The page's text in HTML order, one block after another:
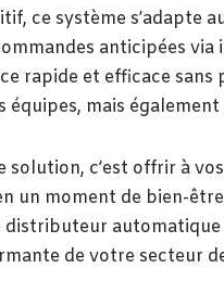
ce système s’adapte
anticipées
rapide et efficace
équipes, mais
solution, c’est offrir à
un moment de bien-
distributeur
de votre secteur